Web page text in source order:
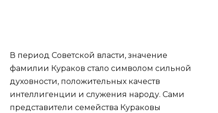
В период Советской власти, значение
фамилии Кураков стало символом сильной
духовности, положительных качеств
интеллигенции и служения народу. Сами
представители семейства Кураковы